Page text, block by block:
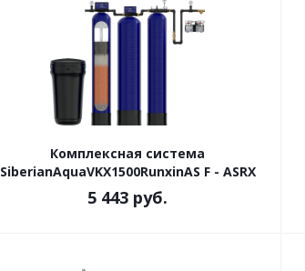
Комплексная система
SiberianAquaVKX1500RunxinAS F - ASRX
5 443 руб.